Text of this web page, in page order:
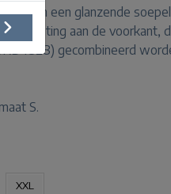
van een glanzende
aan de voorkant,
gecombineerd
S.
XXL